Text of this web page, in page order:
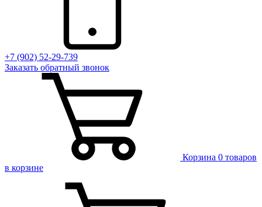
+7 (902) 52-29-739
Заказать обратный звонок
Корзина 0 товаров
в корзине